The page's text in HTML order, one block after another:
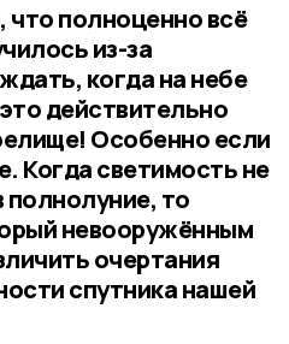
полноценно всё
из-за
когда на небе
действительно
Особенно если
Когда светимость не
полнолуние, то
невооружённым
очертания
спутника нашей